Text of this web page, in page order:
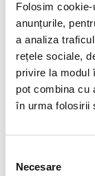
Folosim
anunțurile,
a analiza
rețele sociale,
privire la modul
pot combina cu
în urma folosirii
consimțământului
Necesare